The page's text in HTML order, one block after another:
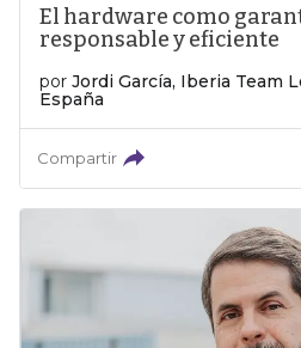
El hardware como
responsable y eficiente
por Jordi García, Iberia Team
España
Compartir